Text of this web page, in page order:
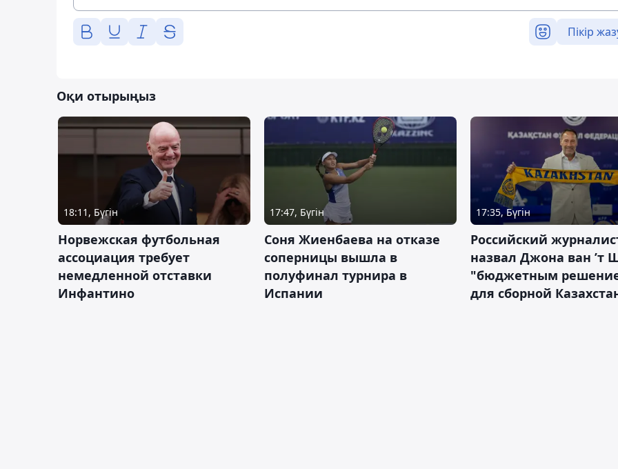
Пікір
Оқи отырыңыз
18:11, Бүгін
Норвежская футбольная
ассоциация требует
немедленной отставки
Инфантино
17:47, Бүгін
Соня Жиенбаева на отказе
соперницы вышла в
полуфинал турнира в
Испании
17:35, Бүгін
Российский
назвал Джона ван ’т
"бюджетным
для сборной